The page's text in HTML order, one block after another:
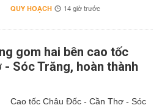
QUY HOẠCH 14 giờ trước
gom hai bên cao tốc
- Sóc Trăng, hoàn thành
Cao tốc Châu Đốc - Cần Thơ - Sóc